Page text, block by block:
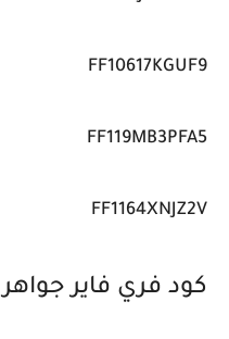
FF10617KGUF9
FF119MB3PFA5
FF1164XNJZ2V
كود فري فاير جواهر